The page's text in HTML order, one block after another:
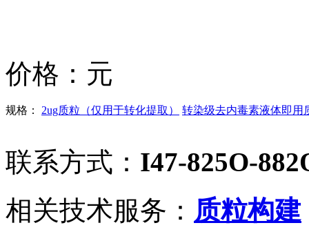
价格： 元
规格： 2ug质粒（仅用于转化提取） 转染级去内毒素液体即用
联系方式： I47-825O-
相关技术服务： 质粒构建